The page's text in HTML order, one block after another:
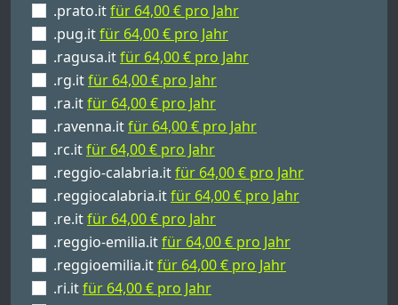
.prato.itfür 64,00 € pro Jahr
.pug.itfür 64,00 € pro Jahr
.ragusa.itfür 64,00 € pro Jahr
.rg.itfür 64,00 € pro Jahr
.ra.itfür 64,00 € pro Jahr
.ravenna.itfür 64,00 € pro Jahr
.rc.itfür 64,00 € pro Jahr
.reggio-calabria.itfür 64,00 € pro Jahr
.reggiocalabria.itfür 64,00 € pro Jahr
.re.itfür 64,00 € pro Jahr
.reggio-emilia.itfür 64,00 € pro Jahr
.reggioemilia.itfür 64,00 € pro Jahr
.ri.itfür 64,00 € pro Jahr